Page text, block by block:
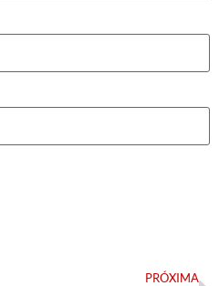
PRÓXIMA